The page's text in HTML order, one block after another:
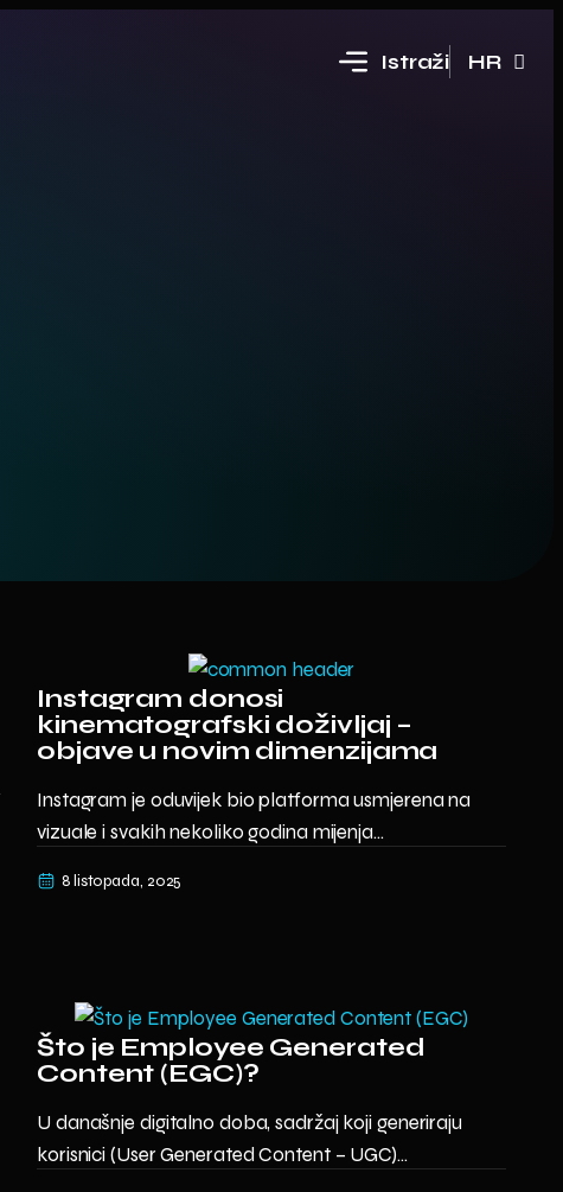
Istraži HR
EN
Instagram donosi
kinematografski doživljaj –
objave u novim dimenzijama
Instagram je oduvijek bio platforma usmjerena na
vizuale i svakih nekoliko godina mijenja...
8 listopada, 2025
Što je Employee Generated
Content (EGC)?
U današnje digitalno doba, sadržaj koji generiraju
korisnici (User Generated Content – UGC)...